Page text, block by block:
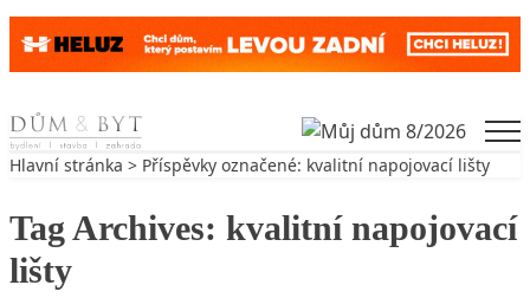
Skip to content
Hlavní stránka > Příspěvky označené: kvalitní napojovací lišty
Tag Archives: kvalitní napojovací
lišty